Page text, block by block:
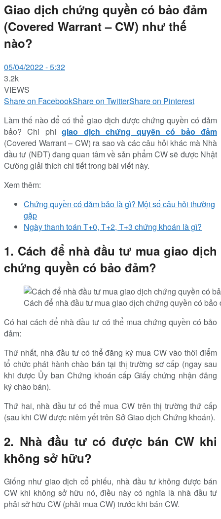
Giao dịch chứng quyền có bảo đảm
(Covered Warrant – CW) như thế
nào?
05/04/2022 - 5:32
3.2k
VIEWS
Share on FacebookShare on TwitterShare on Pinterest
Làm thế nào để có thể giao dịch được chứng quyền có đảm
bảo? Chi phígiao dịch chứng quyền có bảo đảm
(Covered Warrant – CW) ra sao và các câu hỏi khác mà Nhà
đầu tư (NĐT) đang quan tâm về sản phẩm CW sẽ được Nhật
Cường giải thích chi tiết trong bài viết này.
Xem thêm:
Chứng quyền có đảm bảo là gì? Một số câu hỏi thường
gặp
Ngày thanh toán T+0, T+2, T+3 chứng khoán là gì?
1. Cách để nhà đầu tư mua giao dịch
chứng quyền có bảo đảm?
Cách để nhà đầu tư mua giao dịch chứng quyền có bảo
Có hai cách để nhà đầu tư có thể mua chứng quyền có bảo
đảm:
Thứ nhất, nhà đầu tư có thể đăng ký mua CW vào thời điểm
tổ chức phát hành chào bán tại thị trường sơ cấp (ngay sau
khi được Ủy ban Chứng khoán cấp Giấy chứng nhận đăng
ký chào bán).
Thứ hai, nhà đầu tư có thể mua CW trên thị trường thứ cấp
(sau khi CW được niêm yết trên Sở Giao dịch Chứng khoán).
2. Nhà đầu tư có được bán CW khi
không sở hữu?
Giống như giao dịch cổ phiếu, nhà đầu tư không được bán
CW khi không sở hữu nó, điều này có nghĩa là nhà đầu tư
phải sở hữu CW (phải mua CW) trước khi bán CW.